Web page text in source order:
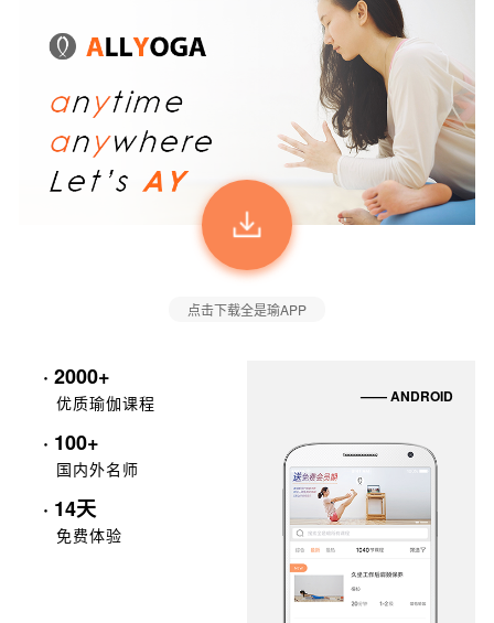
点击下载全是瑜APP
· 2000+
优质瑜伽课程
· 100+
国内外名师
· 14天
免费体验
—— ANDROID